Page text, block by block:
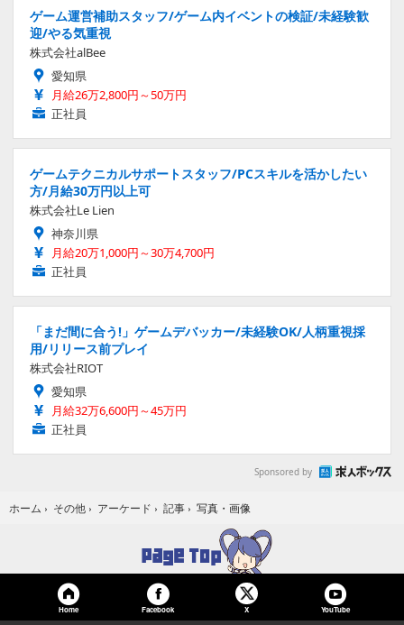
ゲーム運営補助スタッフ/ゲーム内イベントの検証/未経験歓
迎/やる気重視
株式会社alBee
愛知県
月給26万2,800円～50万円
正社員
ゲームテクニカルサポートスタッフ/PCスキルを活かしたい
方/月給30万円以上可
株式会社Le Lien
神奈川県
月給20万1,000円～30万4,700円
正社員
「まだ間に合う!」ゲームデバッカー/未経験OK/人柄重視採
用/リリース前プレイ
株式会社RIOT
愛知県
月給32万6,600円～45万円
正社員
Sponsored by
ホーム › その他 › アーケード › 記事 › 写真・画像
Home Facebook X YouTube